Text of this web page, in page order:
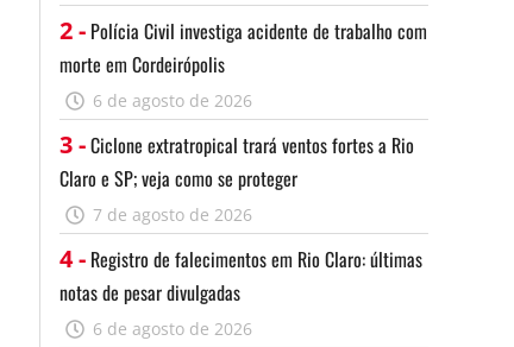
2 - Polícia Civil investiga acidente de trabalho com
morte em Cordeirópolis
6 de agosto de 2026
3 -Ciclone extratropical trará ventos fortes a Rio
Claro e SP; veja como se proteger
7 de agosto de 2026
4 - Registro de falecimentos em Rio Claro: últimas
notas de pesar divulgadas
6 de agosto de 2026